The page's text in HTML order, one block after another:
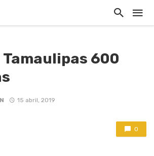
600
15 abril, 2019
0